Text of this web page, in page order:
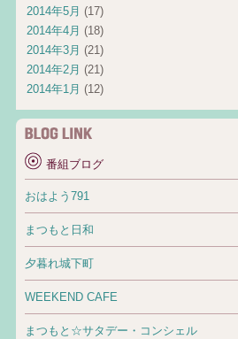
2014年5月 (17)
2014年4月 (18)
2014年3月 (21)
2014年2月 (21)
2014年1月 (12)
番組ブログ
おはよう791
まつもと日和
夕暮れ城下町
WEEKEND CAFE
まつもと☆サタデー・コンシェル